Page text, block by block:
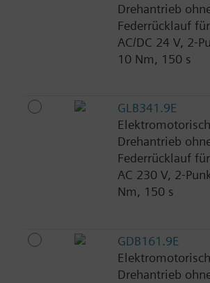
Drehantrieb
Federrücklauf
AC/DC 24 V, 2-
10 Nm, 150 s
GLB341.9E
Drehantrieb
Federrücklauf
AC 230 V, 2-
Nm, 150 s
GDB161.9E
Drehantrieb